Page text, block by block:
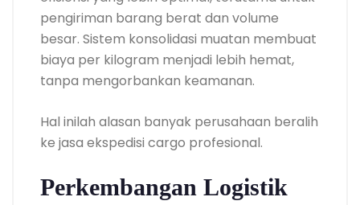
pengiriman barang berat dan volume
besar. Sistem konsolidasi muatan membuat
biaya per kilogram menjadi lebih hemat,
tanpa mengorbankan keamanan.
Hal inilah alasan banyak perusahaan beralih
ke jasa ekspedisi cargo profesional.
Perkembangan Logistik